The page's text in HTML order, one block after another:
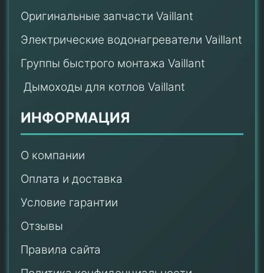
Оригинальные запчасти Vaillant
Электрические водонагреватели Vaillant
Группы быстрого монтажа Vaillant
Дымоходы для котлов Vaillant
ИНФОРМАЦИЯ
О компании
Оплата и доставка
Условие гарантии
Отзывы
Правила сайта